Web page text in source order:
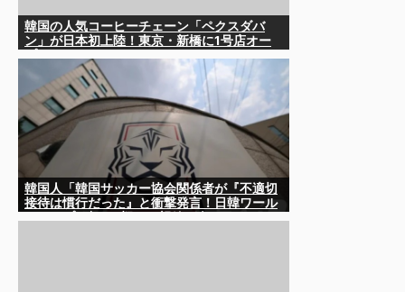
韓国の人気コーヒーチェーン「ペクスダバ
ン」が日本初上陸！東京・新橋に1号店オー
韓国人「韓国サッカー協会関係者が『不適切
接待は慣行だった』と衝撃発言！日韓ワール